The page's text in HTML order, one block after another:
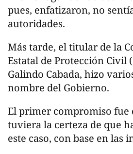
pues, enfatizaron, no
autoridades.
Más tarde, el titular de la
Estatal de Protección Civil
Galindo Cabada, hizo
nombre del Gobierno.
El primer compromiso fue
tuviera la certeza de que
este caso, con base en las